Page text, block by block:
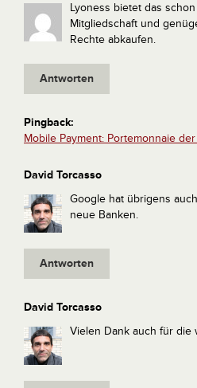
Lyoness bietet das
Mitgliedschaft und
Rechte abkaufen.
Antworten
Pingback:
Mobile Payment: Portemonnaie
David Torcasso
Google hat übrigens
neue Banken.
Antworten
David Torcasso
Vielen Dank auch für die